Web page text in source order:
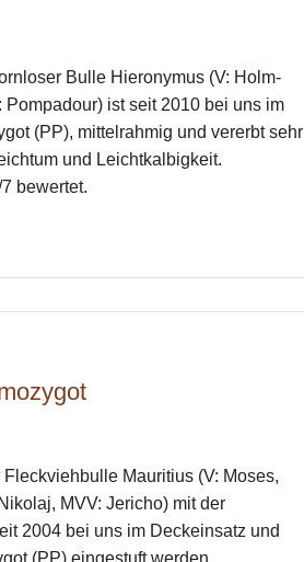
Bulle Hieronymus (V: Holm-
Pompadour) ist seit 2010 bei uns im
(PP), mittelrahmig und vererbt sehr
und Leichtkalbigkeit.
mit 8/8/7 bewertet.
Mauritius (V: Moses,
MVV: Jericho) mit der
2004 bei uns im Deckeinsatz und
(PP) eingestuft werden.